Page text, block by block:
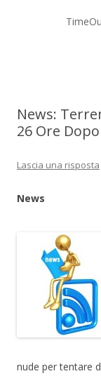
Time
il tempo e la
News:
26 Ore
Lascia una risposta
News
nude per tentare